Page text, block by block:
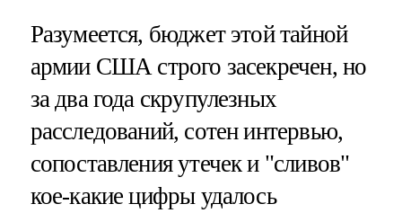
Разумеется, бюджет этой тайной
армии США строго засекречен, но
за два года скрупулезных
расследований, сотен интервью,
сопоставления утечек и "сливов"
кое-какие цифры удалось